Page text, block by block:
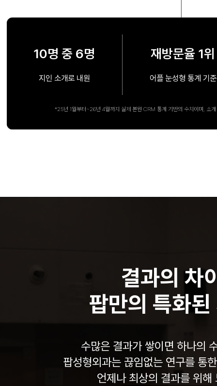
10명 중 6명
지인 소개로 내원
재방문율 1위
어플 눈성형 통계 기준
*25년 1월부터~26년 4월까지 실제 본원 CRM 통계 기반의 수치이며, 소
결과의 차
팝만의 특화
수많은 결과가 쌓이면 하나의
팝성형외과는 끊임없는 연구를 통
언제나 최상의 결과를 위해